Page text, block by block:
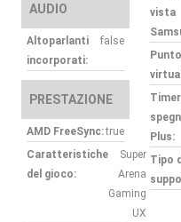
AUDIO
Altoparlanti
incorporati:
false
PRESTAZIONE
AMD FreeSync:true
Caratteristiche
del gioco:
Super
Arena
Gaming
UX
vista
Plus:
Tipo